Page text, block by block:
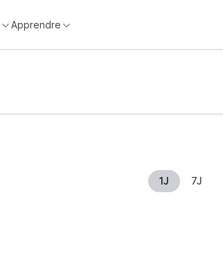
Apprendre
1J 7J